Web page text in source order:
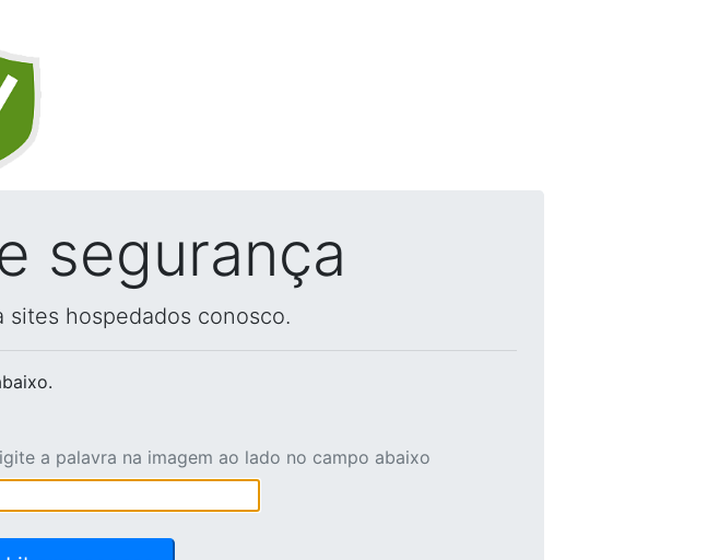
segurança
hospedados conosco.
a palavra na imagem ao lado no campo abaixo